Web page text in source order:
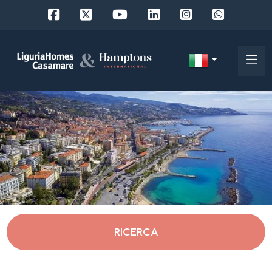
RICERCA
EN
FR
DE
RU
Chi
siamo
I
Scegli
dove
cercare
Imperia
Sanremo